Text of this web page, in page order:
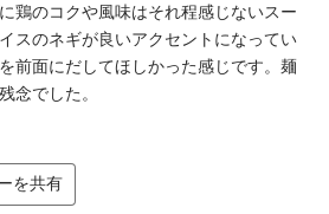
鶏のコクや風味はそれ程感じないスー
スのネギが良いアクセントになってい
前面にだしてほしかった感じです。麺
念でした。
を共有